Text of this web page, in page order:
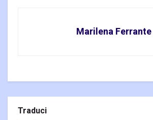
Marilena Ferrante
Traduci